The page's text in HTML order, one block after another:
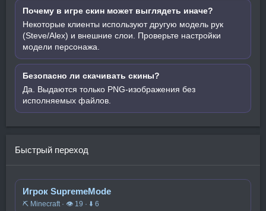
Почему в игре скин может выглядеть иначе?
Некоторые клиенты используют другую модель рук
(Steve/Alex) и внешние слои. Проверьте настройки
модели персонажа.
Безопасно ли скачивать скины?
Да. Выдаются только PNG-изображения без
исполняемых файлов.
Быстрый переход
Игрок SupremeMode
⛏️ Minecraft · 👁 19 · ⬇ 6